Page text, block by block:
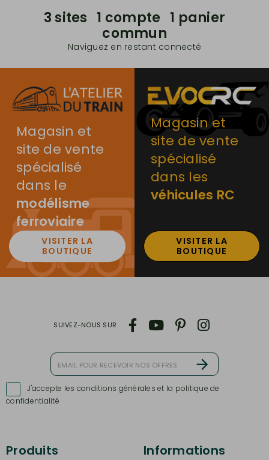
3 sites 1 compte 1 panier
commun
Naviguez en restant connecté
Magasin et
site de vente
spécialisé
dans le
modélisme
ferroviaire
VISITER LA
BOUTIQUE
Magasin et
site de vente
spécialisé
dans les
véhicules RC
VISITER LA
BOUTIQUE
J'accepte les conditions générales et la politique de
confidentialité
SUIVEZ-NOUS SUR
Produits Informations